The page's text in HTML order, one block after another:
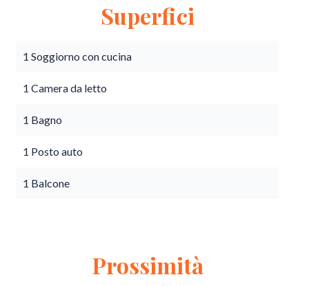
Superfici
1 Soggiorno con cucina
1 Camera da letto
1 Bagno
1 Posto auto
1 Balcone
Prossimità